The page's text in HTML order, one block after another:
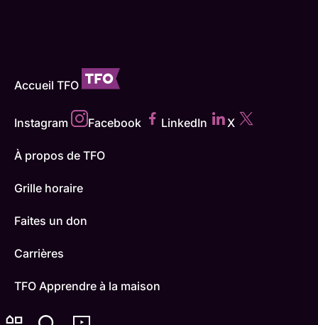
Accueil TFO
Instagram Facebook LinkedIn X
À propos de TFO
Grille horaire
Faites un don
Carrières
TFO Apprendre à la maison
Comment nous capter